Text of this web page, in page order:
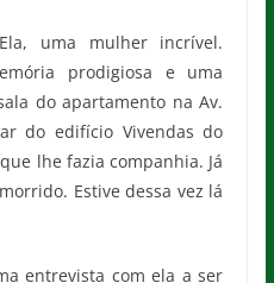
uma mulher incrível.
prodigiosa e uma
do apartamento na Av.
do edifício Vivendas do
lhe fazia companhia. Já
Estive dessa vez lá
entrevista com ela a ser